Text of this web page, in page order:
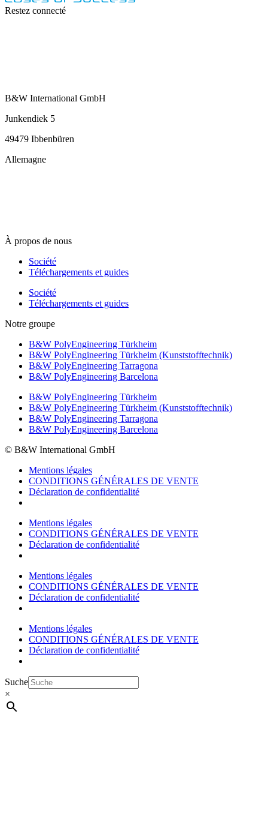
Restez connecté
B&W International GmbH
Junkendiek 5
49479 Ibbenbüren
Allemagne
À propos de nous
Société
Téléchargements et guides
Société
Téléchargements et guides
Notre groupe
B&W PolyEngineering Türkheim
B&W PolyEngineering Türkheim (Kunststofftechnik)
B&W PolyEngineering Tarragona
B&W PolyEngineering Barcelona
B&W PolyEngineering Türkheim
B&W PolyEngineering Türkheim (Kunststofftechnik)
B&W PolyEngineering Tarragona
B&W PolyEngineering Barcelona
© B&W International GmbH
Mentions légales
CONDITIONS GÉNÉRALES DE VENTE
Déclaration de confidentialité
Mentions légales
CONDITIONS GÉNÉRALES DE VENTE
Déclaration de confidentialité
Mentions légales
CONDITIONS GÉNÉRALES DE VENTE
Déclaration de confidentialité
Mentions légales
CONDITIONS GÉNÉRALES DE VENTE
Déclaration de confidentialité
Suche
×